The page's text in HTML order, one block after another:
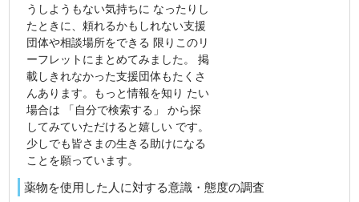
うしようもない気持ちに なったりし
たときに、頼れるかもしれない支援
団体や相談場所をできる 限りこのリ
ーフレットにまとめてみました。 掲
載しきれなかった支援団体もたくさ
んあります。もっと情報を知り たい
場合は 「自分で検索する」 から探
してみていただけると嬉しい です。
少しでも皆さまの生きる助けになる
ことを願っています。
薬物を使用した人に対する意識・態度の調査